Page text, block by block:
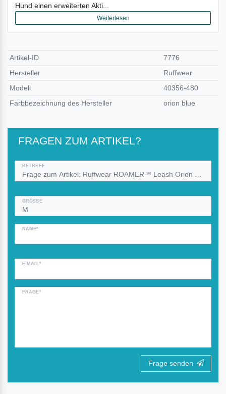
Hund einen erweiterten Akti...
Weiterlesen
Artikel-ID
7776
Hersteller
Ruffwear
Modell
40356-480
Farbbezeichnung des Hersteller
orion blue
FRAGEN ZUM ARTIKEL?
BETREFF
GRÖSSE
NAME*
E-MAIL*
FRAGE*
Frage senden